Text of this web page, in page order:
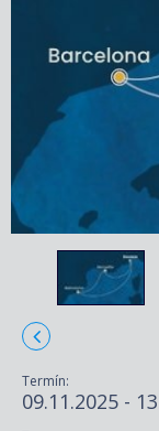
Termín:
09.11.2025 -